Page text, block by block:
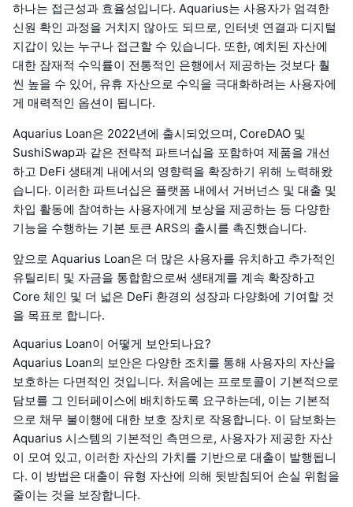
하나는 접근성과 효율성입니다. Aquarius는 사용자가 엄격한
신원 확인 과정을 거치지 않아도 되므로, 인터넷 연결과 디지털
지갑이 있는 누구나 접근할 수 있습니다. 또한, 예치된 자산에
대한 잠재적 수익률이 전통적인 은행에서 제공하는 것보다 훨
씬 높을 수 있어, 유휴 자산으로 수익을 극대화하려는 사용자에
게 매력적인 옵션이 됩니다.
Aquarius Loan은 2022년에 출시되었으며, CoreDAO 및
SushiSwap과 같은 전략적 파트너십을 포함하여 제품을 개선
하고 DeFi 생태계 내에서의 영향력을 확장하기 위해 노력해왔
습니다. 이러한 파트너십은 플랫폼 내에서 거버넌스 및 대출 및
차입 활동에 참여하는 사용자에게 보상을 제공하는 등 다양한
기능을 수행하는 기본 토큰 ARS의 출시를 촉진했습니다.
앞으로 Aquarius Loan은 더 많은 사용자를 유치하고 추가적인
유틸리티 및 자금을 통합함으로써 생태계를 계속 확장하고
Core 체인 및 더 넓은 DeFi 환경의 성장과 다양화에 기여할 것
을 목표로 합니다.
Aquarius Loan이 어떻게 보안되나요?
Aquarius Loan의 보안은 다양한 조치를 통해 사용자의 자산을
보호하는 다면적인 것입니다. 처음에는 프로토콜이 기본적으로
담보를 그 인터페이스에 배치하도록 요구하는데, 이는 기본적
으로 채무 불이행에 대한 보호 장치로 작용합니다. 이 담보화는
Aquarius 시스템의 기본적인 측면으로, 사용자가 제공한 자산
이 모여 있고, 이러한 자산의 가치를 기반으로 대출이 발행됩니
다. 이 방법은 대출이 유형 자산에 의해 뒷받침되어 손실 위험을
줄이는 것을 보장합니다.